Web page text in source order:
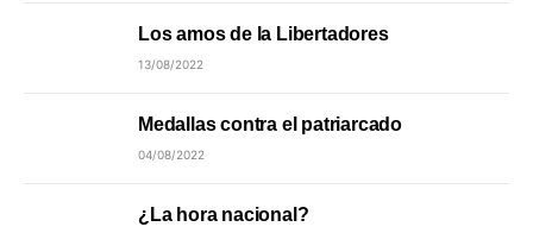
Los amos de la Libertadores
13/08/2022
Medallas contra el patriarcado
04/08/2022
¿La hora nacional?